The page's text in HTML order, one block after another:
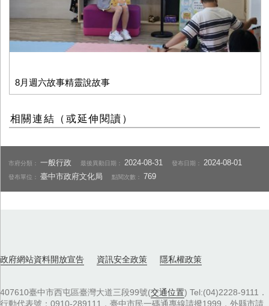
8月週六故事精靈說故事
相關連結（或延伸閱讀）
市府分類：一般行政 最後異動日期：2024-08-31 發布日期：2024-08-01
發布單位：臺中市政府文化局 點閱次數： 769
政府網站資料開放宣告 資訊安全政策 隱私權政策
407610臺中市西屯區臺灣大道三段99號(交通位置) Tel:(04)2228-9111．
行動代表號：0910-289111，臺中市民一碼通專線請撥1999，外縣市請